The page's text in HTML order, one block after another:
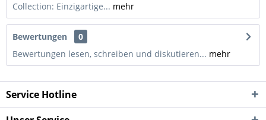
Collection: Einzigartige... mehr
Bewertungen
0
Bewertungen lesen, schreiben und diskutieren... mehr
Service Hotline